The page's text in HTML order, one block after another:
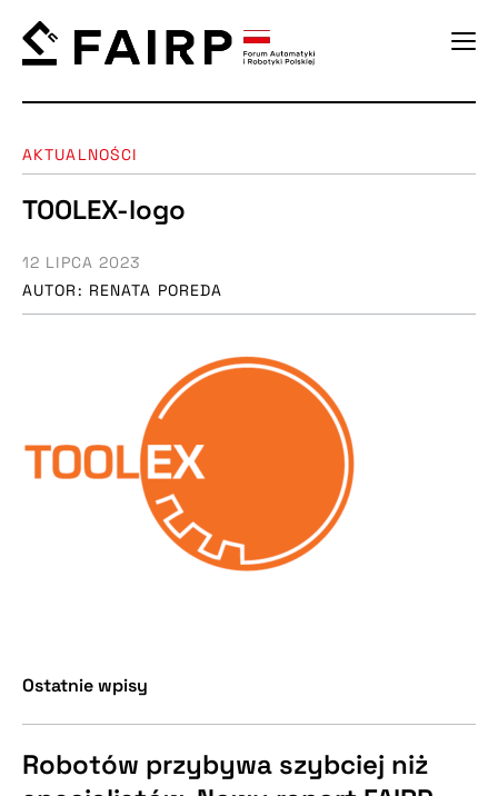
AKTUALNOŚCI
TOOLEX-logo
AUTOR: RENATA POREDA
12 LIPCA 2023
Ostatnie wpisy
Robotów przybywa szybciej niż